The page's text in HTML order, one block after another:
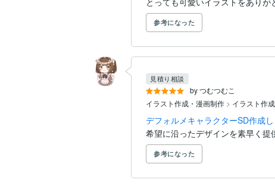
参考になった
by つむつむこ
見積り相談
イラスト作成・漫画制作 > イラスト作成
デフォルメキャラクターSD作成
希望に沿ったデザインを素早く提
参考になった